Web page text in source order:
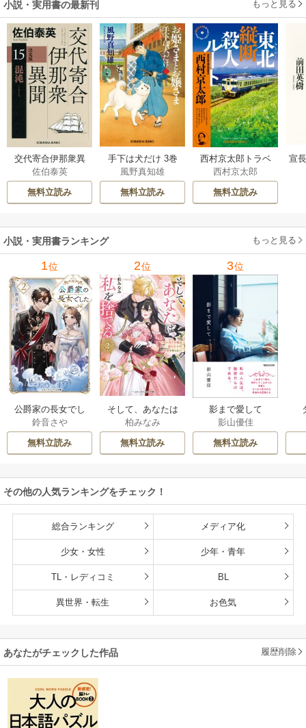
小説・実用書の最新刊 もっと見る
交代寄合伊那衆異
聞 15巻
佐伯泰英
無料立読み
手下は犬だけ 3巻
風野真知雄
無料立読み
西村京太郎トラベ
ルミステリー・セ
レクション 2巻
西村京太郎
無料立読み
宣
小説・実用書ランキング もっと見る
1位
公爵家の長女でし
た
鈴音さや
無料立読み
2位
そして、あなたは
私を捨てる
柏みなみ
無料立読み
3位
影まで愛して
影山優佳
無料立読み
その他の人気ランキングをチェック！
総合ランキング メディア化
少女・女性 少年・青年
TL・レディコミ BL
異世界・転生 お色気
あなたがチェックした作品 履歴削除